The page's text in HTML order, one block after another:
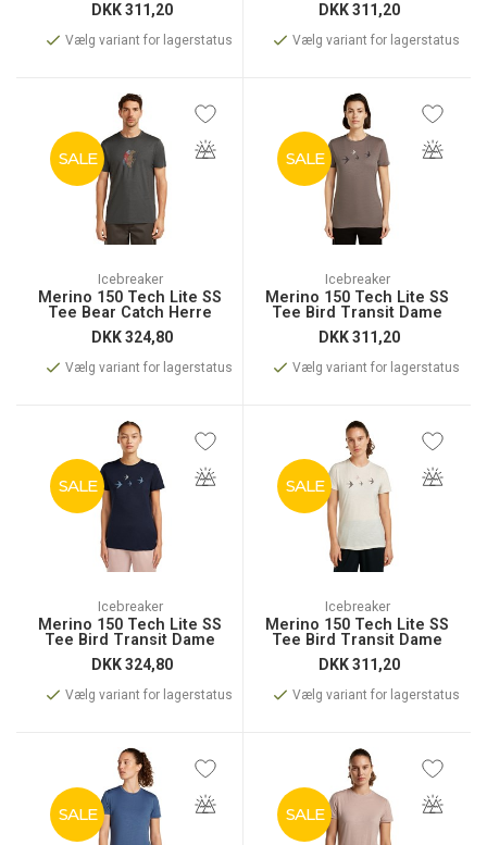
DKK311,20
Vælg variant for lagerstatus
DKK311,20
Vælg variant for lagerstatus
SALE
Icebreaker
Merino 150 Tech Lite SS
Tee Bear Catch Herre
DKK324,80
Vælg variant for lagerstatus
SALE
Icebreaker
Merino 150 Tech Lite SS
Tee Bird Transit Dame
DKK311,20
Vælg variant for lagerstatus
SALE
Icebreaker
Merino 150 Tech Lite SS
Tee Bird Transit Dame
DKK324,80
Vælg variant for lagerstatus
SALE
Icebreaker
Merino 150 Tech Lite SS
Tee Bird Transit Dame
DKK311,20
Vælg variant for lagerstatus
SALE SALE